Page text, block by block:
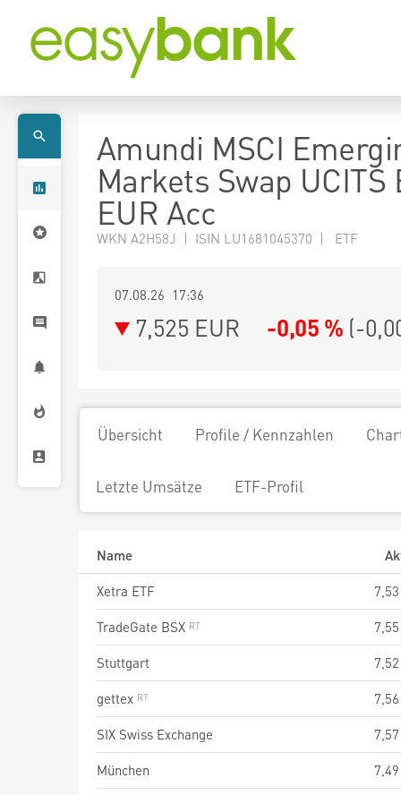
Amundi MSCI
Markets Swap UCITS
EUR Acc
WKN A2H58J | ISIN LU1681045370 | ETF
07.08.26 17:36
7,525 EUR -0,05 % (-
Übersicht Profile / Kennzahlen
Letzte Umsätze ETF-Profil
Name
Xetra ETF
7,53
TradeGate BSX
7,55
Stuttgart
7,52
gettex
7,56
SIX Swiss Exchange
7,57
München
7,49